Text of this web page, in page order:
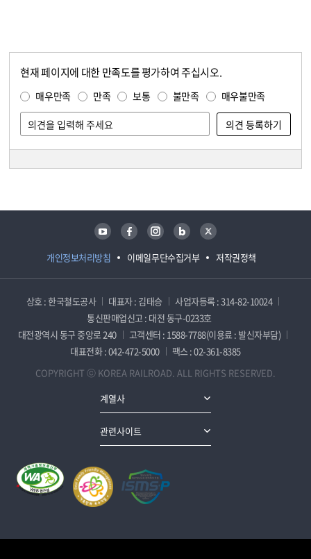
현재 페이지에 대한 만족도를 평가하여 주십시오.
매우만족 만족 보통 불만족 매우불만족
개인정보처리방침 이메일무단수집거부 저작권정책
유튜브 페이스북 인스타그램 블로그 트위터
상호 : 한국철도공사 대표자 : 김태승
사업자등록 : 314-82-10024
통신판매업신고 : 대전 동구-0233호
대전광역시 동구 중앙로 240
고객센터 : 1588-7788(이용료 : 발신자부담)
대표전화 : 042-472-5000
팩스 : 02-361-8385
COPYRIGHT ⓒ KOREA RAILROAD. ALL RIGHTS RESERVED.
계열사
관련사이트